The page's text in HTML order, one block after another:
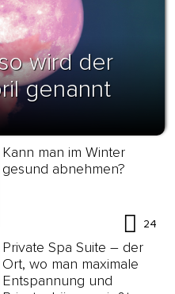
wird der
genannt
Kann man im Winter
gesund abnehmen?
24
Private Spa Suite – der
Ort, wo man maximale
Entspannung und